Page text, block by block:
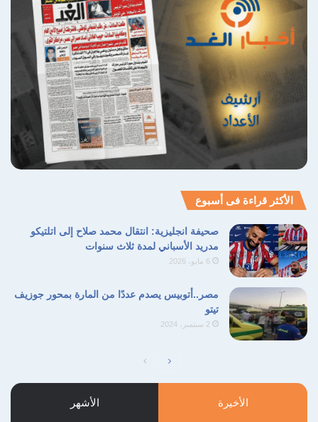
الأكثر قراءة فى أسبوع
صحيفة انجليزية: انتقال محمد صلاح إلى اتلتيكو
مدريد الأسباني لمدة ثلاث سنوات
6 مايو، 2026
مصر..أتوبيس يصدم عددًا من المارة بمحور جوزيف
تيتو
2 سبتمبر، 2024
الصفحة
السابقة
الصفحة
التالية
الأخيرة الأشهر